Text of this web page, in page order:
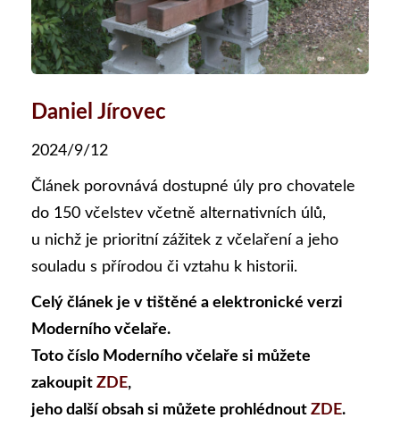
Daniel Jírovec
2024/9/12
Článek porovnává dostupné úly pro chovatele
do 150 včelstev včetně alternativních úlů,
u nichž je prioritní zážitek z včelaření a jeho
souladu s přírodou či vztahu k historii.
Celý článek je v tištěné a elektronické verzi
Moderního včelaře.
Toto číslo Moderního včelaře si můžete
zakoupit ZDE,
jeho další obsah si můžete prohlédnout ZDE.